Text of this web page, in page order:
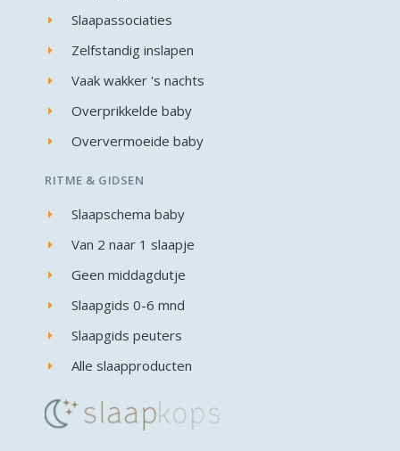
Slaapassociaties
Zelfstandig inslapen
Vaak wakker 's nachts
Overprikkelde baby
Oververmoeide baby
RITME & GIDSEN
Slaapschema baby
Van 2 naar 1 slaapje
Geen middagdutje
Slaapgids 0-6 mnd
Slaapgids peuters
Alle slaapproducten